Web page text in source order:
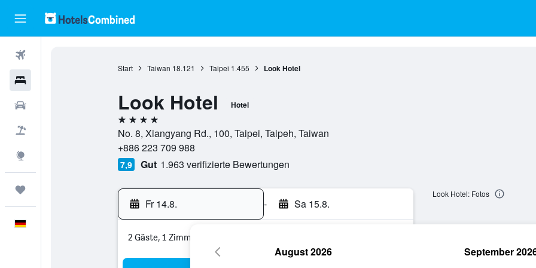
Start Taiwan 18.121 Taipei 1.455 Look Hotel
Look Hotel Hotel
4 Sterne
No. 8, Xiangyang Rd., 100, Taipei, Taipeh, Taiwan
+886 223 709 988
7,9 Gut 1.963 verifizierte Bewertungen
Fr 14.8. - Sa 15.8.
2 Gäste, 1 Zimmer
Look Hotel: Fotos
August 2026 September